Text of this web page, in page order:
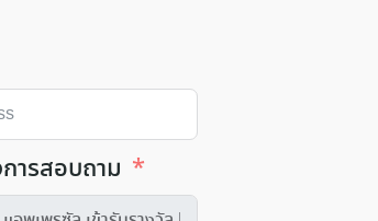
ารสอบถาม